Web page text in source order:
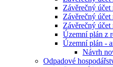
Závěrečný účet
Závěrečný účet
Závěrečný účet
Územní plán z
Územní plán -
Návrh
Odpadové